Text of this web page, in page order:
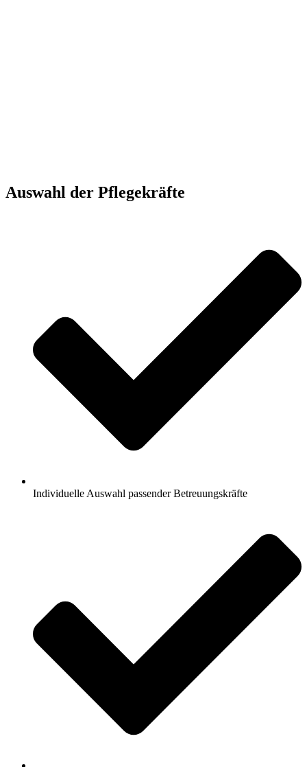
Auswahl der Pflegekräfte
Individuelle Auswahl passender Betreuungskräfte